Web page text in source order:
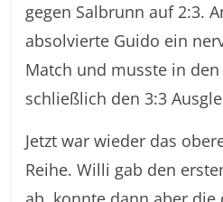
gegen Salbrunn auf 2:3.
absolvierte Guido ein
Match und musste in
schließlich den 3:3
Jetzt war wieder das
Reihe. Willi gab den